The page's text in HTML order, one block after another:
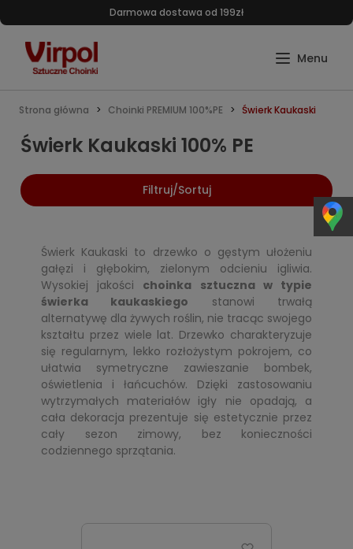
Darmowa dostawa od 199zł
Strona główna Choinki PREMIUM 100%PE Świerk Kaukaski
Świerk Kaukaski 100% PE
Filtruj/Sortuj
Świerk Kaukaski to drzewko o gęstym ułożeniu
gałęzi i głębokim, zielonym odcieniu igliwia.
Wysokiej jakości choinka sztuczna w typie
świerka kaukaskiego stanowi trwałą
alternatywę dla żywych roślin, nie tracąc swojego
kształtu przez wiele lat. Drzewko charakteryzuje
się regularnym, lekko rozłożystym pokrojem, co
ułatwia symetryczne zawieszanie bombek,
oświetlenia i łańcuchów. Dzięki zastosowaniu
wytrzymałych materiałów igły nie opadają, a
cała dekoracja prezentuje się estetycznie przez
cały sezon zimowy, bez konieczności
codziennego sprzątania.